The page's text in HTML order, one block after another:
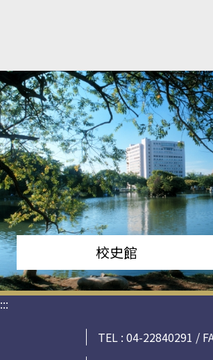
校史館
:::
TEL : 04-22840291 /